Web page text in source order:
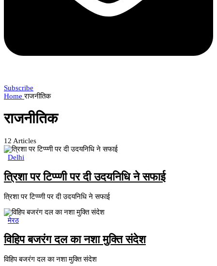
Subscribe
Homeराजनीतिक
राजनीतिक
12 Articles
Delhi
त्रिशा पर टिप्प्णी पर दी उदयनिधि ने सफाई
त्रिशा पर टिप्प्णी पर दी उदयनिधि ने सफाई
मेरठ
विहिप बजरंग दल का नशा मुक्ति संदेश
विहिप बजरंग दल का नशा मुक्ति संदेश